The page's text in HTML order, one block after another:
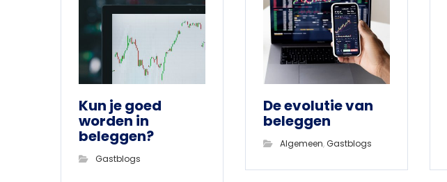
Kun je goed
worden in
beleggen?
Gastblogs
De evolutie van
beleggen
Algemeen, Gastblogs